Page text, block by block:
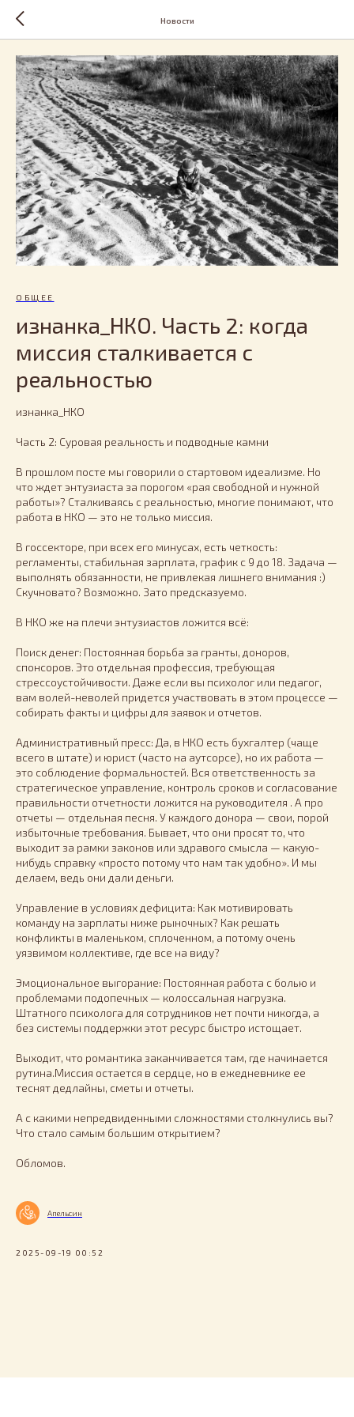
Новости
ОБЩЕЕ
изнанка_НКО. Часть 2: когда
миссия сталкивается с
реальностью
изнанка_НКО
Часть 2: Суровая реальность и подводные камни
В прошлом посте мы говорили о стартовом идеализме. Но
что ждет энтузиаста за порогом «рая свободной и нужной
работы»? Сталкиваясь с реальностью, многие понимают, что
работа в НКО — это не только миссия.
В госсекторе, при всех его минусах, есть четкость:
регламенты, стабильная зарплата, график с 9 до 18. Задача —
выполнять обязанности, не привлекая лишнего внимания :)
Скучновато? Возможно. Зато предсказуемо.
В НКО же на плечи энтузиастов ложится всё:
Поиск денег: Постоянная борьба за гранты, доноров,
спонсоров. Это отдельная профессия, требующая
стрессоустойчивости. Даже если вы психолог или педагог,
вам волей-неволей придется участвовать в этом процессе —
собирать факты и цифры для заявок и отчетов.
Административный пресс: Да, в НКО есть бухгалтер (чаще
всего в штате) и юрист (часто на аутсорсе), но их работа —
это соблюдение формальностей. Вся ответственность за
стратегическое управление, контроль сроков и согласование
правильности отчетности ложится на руководителя . А про
отчеты — отдельная песня. У каждого донора — свои, порой
избыточные требования. Бывает, что они просят то, что
выходит за рамки законов или здравого смысла — какую-
нибудь справку «просто потому что нам так удобно». И мы
делаем, ведь они дали деньги.
Управление в условиях дефицита: Как мотивировать
команду на зарплаты ниже рыночных? Как решать
конфликты в маленьком, сплоченном, а потому очень
уязвимом коллективе, где все на виду?
Эмоциональное выгорание: Постоянная работа с болью и
проблемами подопечных — колоссальная нагрузка.
Штатного психолога для сотрудников нет почти никогда, а
без системы поддержки этот ресурс быстро истощает.
Выходит, что романтика заканчивается там, где начинается
рутина.Миссия остается в сердце, но в ежедневнике ее
теснят дедлайны, сметы и отчеты.
А с какими непредвиденными сложностями столкнулись вы?
Что стало самым большим открытием?
Обломов.
Апельсин
2025-09-19 00:52